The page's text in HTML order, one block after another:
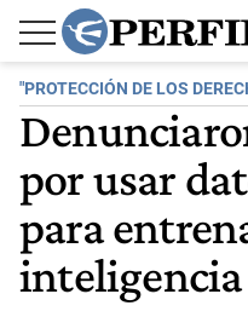
"PROTECCIÓN DE LOS
por usar
para